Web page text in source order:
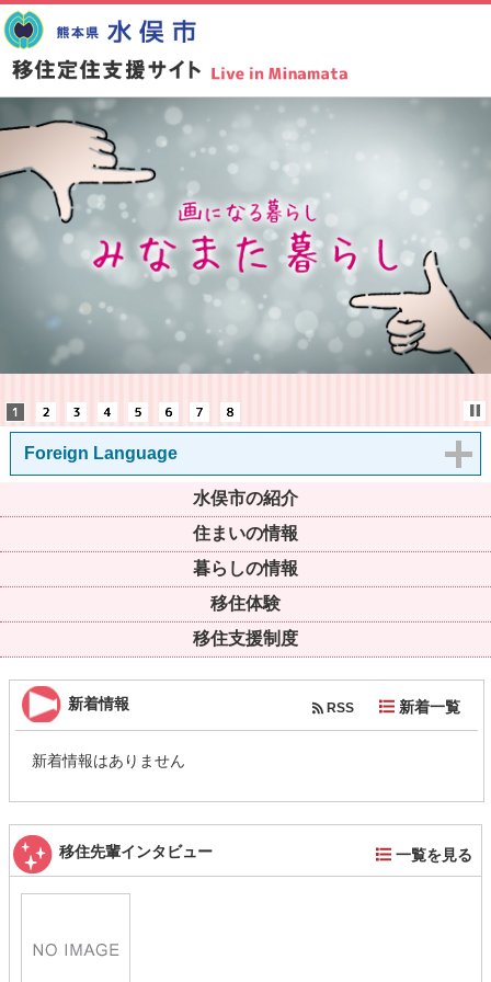
Foreign Language
水俣市の紹介
住まいの情報
暮らしの情報
移住体験
移住支援制度
新着情報 RSS 新着一覧
新着情報はありません
移住先輩インタビュー 一覧を見る